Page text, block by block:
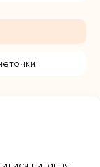
питання,